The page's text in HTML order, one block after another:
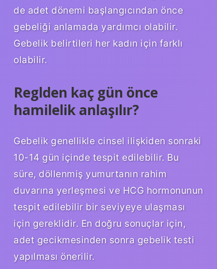
de adet dönemi başlangıcından önce
gebeliği anlamada yardımcı olabilir.
Gebelik belirtileri her kadın için farklı
olabilir.
Reglden kaç gün önce
hamilelik anlaşılır?
Gebelik genellikle cinsel ilişkiden sonraki
10-14 gün içinde tespit edilebilir. Bu
süre, döllenmiş yumurtanın rahim
duvarına yerleşmesi ve HCG hormonunun
tespit edilebilir bir seviyeye ulaşması
için gereklidir. En doğru sonuçlar için,
adet gecikmesinden sonra gebelik testi
yapılması önerilir.